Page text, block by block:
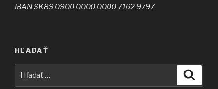
IBAN SK89 0900 0000 0000 7162 9797
HĽADAŤ